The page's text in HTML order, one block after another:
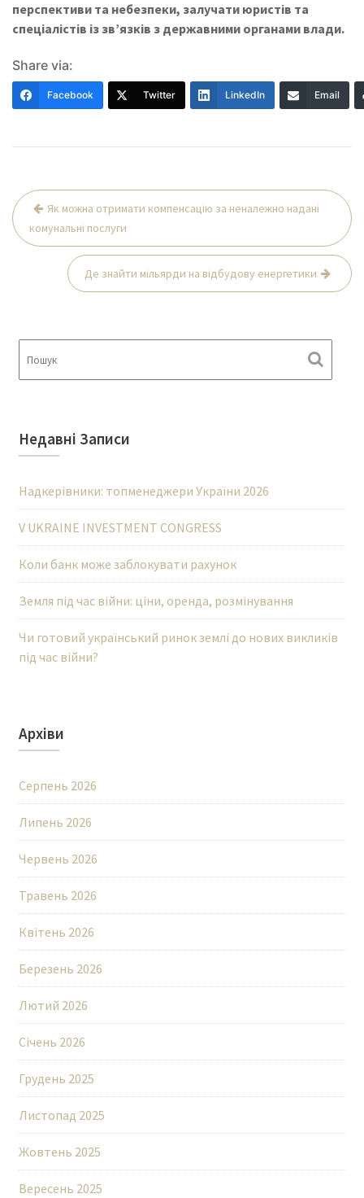
перспективи та небезпеки, залучати юристів та
спеціалістів із зв’язків з державними органами влади.
Share via:
Facebook Twitter LinkedIn Email
Навігація
записів
Як можна отримати компенсацію за неналежно надані
комунальні послуги
Де знайти мільярди на відбудову енергетики
Недавні Записи
Надкерівники: топменеджери України 2026
V UKRAINE INVESTMENT CONGRESS
Коли банк може заблокувати рахунок
Земля під час війни: ціни, оренда, розмінування
Чи готовий український ринок землі до нових викликів
під час війни?
Архіви
Серпень 2026
Липень 2026
Червень 2026
Травень 2026
Квітень 2026
Березень 2026
Лютий 2026
Січень 2026
Грудень 2025
Листопад 2025
Жовтень 2025
Вересень 2025